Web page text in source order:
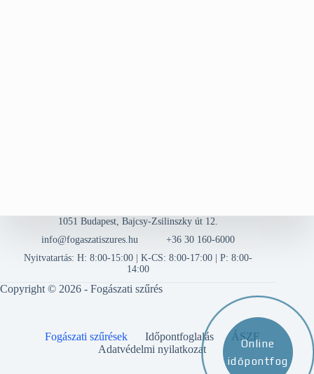
1051 Budapest, Bajcsy-Zsilinszky út 12.
info@fogaszatiszures.hu
+36 30 160-6000
Nyitvatartás: H: 8:00-15:00 | K-CS: 8:00-17:00 | P: 8:00-
14:00
Copyright © 2026 - Fogászati szűrés
Fogászati szűrések Időpontfoglalás
ÁSZF
Adatvédelmi nyilatkozat
Online
időpontfog